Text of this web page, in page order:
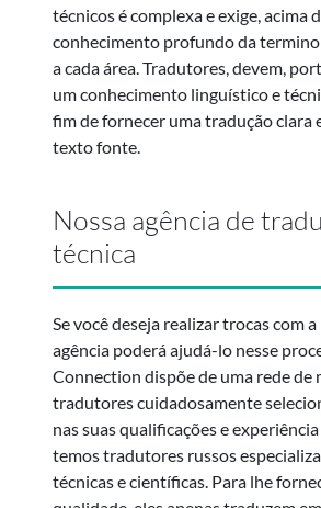
técnicos é complexa e exige, acima
conhecimento profundo da
a cada área. Tradutores, devem,
um conhecimento linguístico e
fim de fornecer uma tradução clara
texto fonte.
Nossa agência de
técnica
Se você deseja realizar trocas com a
agência poderá ajudá-lo nesse
Connection dispõe de uma rede de
tradutores cuidadosamente
nas suas qualificações e
temos tradutores russos
técnicas e científicas. Para lhe